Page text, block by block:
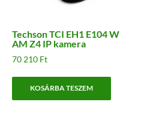
Techson TCI EH1 E104 W
AM Z4 IP kamera
70 210 Ft
KOSÁRBA TESZEM